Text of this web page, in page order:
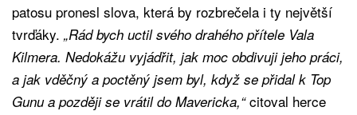
patosu pronesl slova, která by rozbrečela i ty největší
tvrďáky. „Rád bych uctil svého drahého přítele Vala
Kilmera. Nedokážu vyjádřit, jak moc obdivuji jeho práci,
a jak vděčný a poctěný jsem byl, když se přidal k Top
Gunu a později se vrátil do Mavericka,“citoval herce